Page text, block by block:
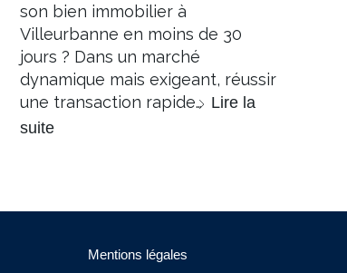
son bien immobilier à
Villeurbanne en moins de 30
jours ? Dans un marché
dynamique mais exigeant, réussir
une transaction rapide… Lire la
suite
Mentions légales